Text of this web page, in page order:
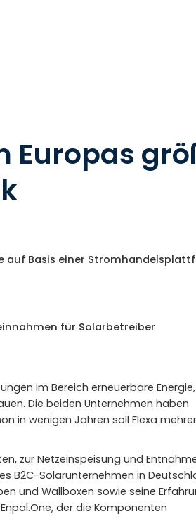
Europas
auf Basis einer
für Solarbetreiber
im Bereich erneuerbare Energie,
Die beiden Unternehmen haben
in wenigen Jahren soll Flexa
zur Netzeinspeisung und
B2C-Solarunternehmen in
und Wallboxen sowie seine
der die Komponenten